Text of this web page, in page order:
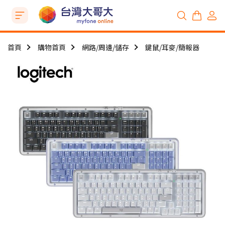
首頁 購物首頁 網路/周邊/儲存 鍵鼠/耳麥/簡報器